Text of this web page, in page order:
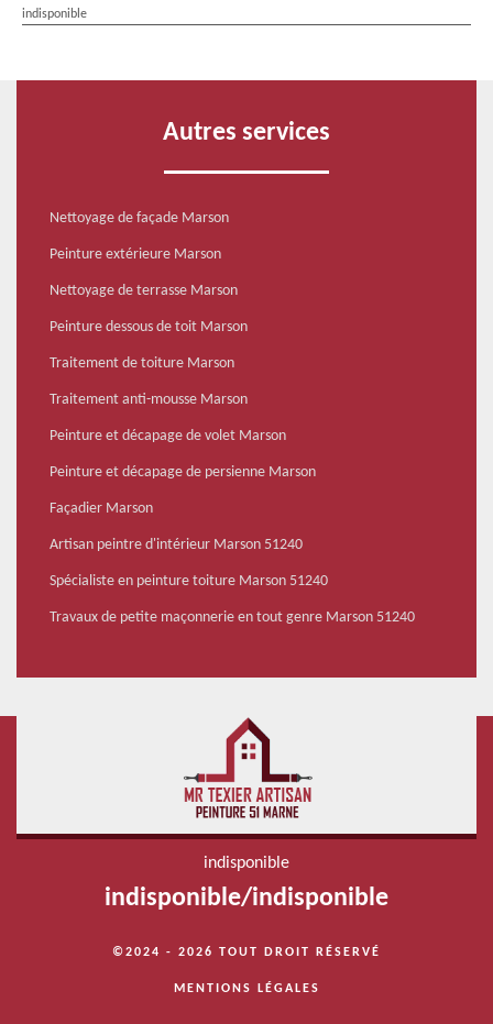
indisponible
Autres services
Nettoyage de façade Marson
Peinture extérieure Marson
Nettoyage de terrasse Marson
Peinture dessous de toit Marson
Traitement de toiture Marson
Traitement anti-mousse Marson
Peinture et décapage de volet Marson
Peinture et décapage de persienne Marson
Façadier Marson
Artisan peintre d'intérieur Marson 51240
Spécialiste en peinture toiture Marson 51240
Travaux de petite maçonnerie en tout genre Marson 51240
indisponible
indisponible/indisponible
©2024 - 2026 TOUT DROIT RÉSERVÉ
MENTIONS LÉGALES